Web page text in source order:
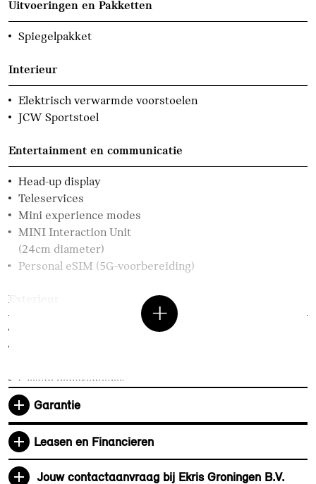
Uitvoeringen en Pakketten
Spiegelpakket
Interieur
Elektrisch verwarmde voorstoelen
JCW Sportstoel
Entertainment en communicatie
Head-up display
Teleservices
Mini experience modes
MINI Interaction Unit
(24cm diameter)
Personal eSIM (5G-voorbereiding)
Exterieur
17" John Cooper Works Sprint Spoke black
Glazen panoramadak
Extra getint glas
Elektrische voorzieningen
Comfort Access incl. "MINI Digital Key Plus"
Cruise control
Garantie
Leasen en Financieren
Jouw contactaanvraag bij Ekris Groningen B.V.